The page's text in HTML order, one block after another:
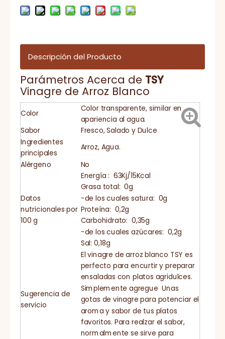
Descripción del Producto
Parámetros Acerca de TSY
Vinagre de Arroz Blanco
Color
Color transparente, similar en
apariencia al agua.
Sabor
Fresco, Salado y Dulce
Ingredientes
principales
Arroz, Agua.
Alérgeno No
Datos
nutricionales por
100 g
Energía : 63Kj/15Kcal
Grasa total: 0g
-de los cuales satura: 0g
Proteína: 0,2g
Carbohidrato: 0,35g
-de los cuales azúcares: 0,2g
Sal: 0,18g
Sugerencia de
servicio
El vinagre de arroz blanco TSY es
perfecto para encurtir y preparar
ensaladas con platos agridulces.
Simplemente agregue Unas
gotas de vinagre para potenciar el
aroma y sabor de tus platos
favoritos. Para realzar el sabor,
normalmente se sirve para